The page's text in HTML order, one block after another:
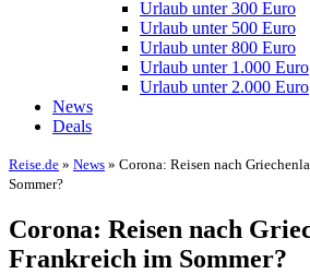
Urlaub unter 300 Euro
Urlaub unter 500 Euro
Urlaub unter 800 Euro
Urlaub unter 1.000 Euro
Urlaub unter 2.000 Euro
News
Deals
Reise.de » News » Corona: Reisen nach
Sommer?
Corona: Reisen nach
Frankreich im Sommer?